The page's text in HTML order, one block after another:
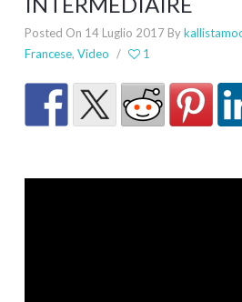
Posted On 14 Luglio 2017 By
Francese, Video / 1